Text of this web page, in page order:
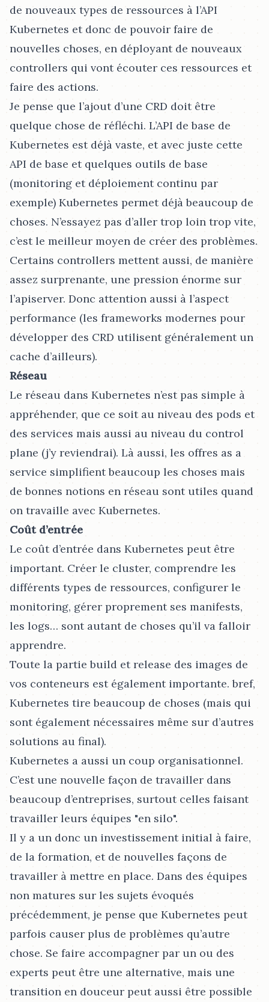
de nouveaux types de ressources à l’API
Kubernetes et donc de pouvoir faire de
nouvelles choses, en déployant de nouveaux
controllers qui vont écouter ces ressources et
faire des actions.
Je pense que l’ajout d’une CRD doit être
quelque chose de réfléchi. L’API de base de
Kubernetes est déjà vaste, et avec juste cette
API de base et quelques outils de base
(monitoring et déploiement continu par
exemple) Kubernetes permet déjà beaucoup de
choses. N’essayez pas d’aller trop loin trop vite,
c’est le meilleur moyen de créer des problèmes.
Certains controllers mettent aussi, de manière
assez surprenante, une pression énorme sur
l’apiserver. Donc attention aussi à l’aspect
performance (les frameworks modernes pour
développer des CRD utilisent généralement un
cache d’ailleurs).
Réseau
Le réseau dans Kubernetes n’est pas simple à
appréhender, que ce soit au niveau des pods et
des services mais aussi au niveau du control
plane (j’y reviendrai). Là aussi, les offres as a
service simplifient beaucoup les choses mais
de bonnes notions en réseau sont utiles quand
on travaille avec Kubernetes.
Coût d’entrée
Le coût d’entrée dans Kubernetes peut être
important. Créer le cluster, comprendre les
différents types de ressources, configurer le
monitoring, gérer proprement ses manifests,
les logs…​ sont autant de choses qu’il va falloir
apprendre.
Toute la partie build et release des images de
vos conteneurs est également importante. bref,
Kubernetes tire beaucoup de choses (mais qui
sont également nécessaires même sur d’autres
solutions au final).
Kubernetes a aussi un coup organisationnel.
C’est une nouvelle façon de travailler dans
beaucoup d’entreprises, surtout celles faisant
travailler leurs équipes "en silo".
Il y a un donc un investissement initial à faire,
de la formation, et de nouvelles façons de
travailler à mettre en place. Dans des équipes
non matures sur les sujets évoqués
précédemment, je pense que Kubernetes peut
parfois causer plus de problèmes qu’autre
chose. Se faire accompagner par un ou des
experts peut être une alternative, mais une
transition en douceur peut aussi être possible